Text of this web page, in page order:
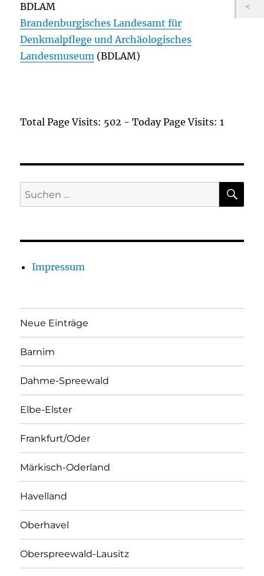
BDLAM
Brandenburgisches Landesamt für
Denkmalpflege und Archäologisches
Landesmuseum (BDLAM)
Total Page Visits: 502 - Today Page Visits: 1
Suchen
nach:
Impressum
Neue Einträge
Barnim
Dahme-Spreewald
Elbe-Elster
Frankfurt/Oder
Märkisch-Oderland
Havelland
Oberhavel
Oberspreewald-Lausitz